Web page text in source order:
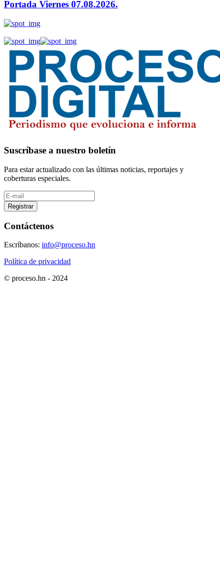
Portada Viernes 07.08.2026.
Suscríbase a nuestro boletín
Para estar actualizado con las últimas noticias, reportajes y
coberturas especiales.
Registrar
Contáctenos
Escríbanos: info@proceso.hn
Política de privacidad
© proceso.hn - 2024